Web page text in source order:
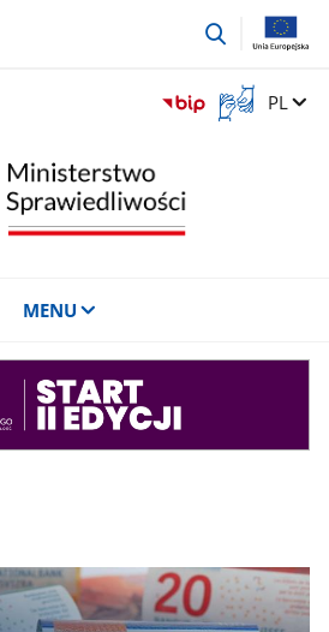
przejdź
Otwórz
okno
Zmień
PL
MENU